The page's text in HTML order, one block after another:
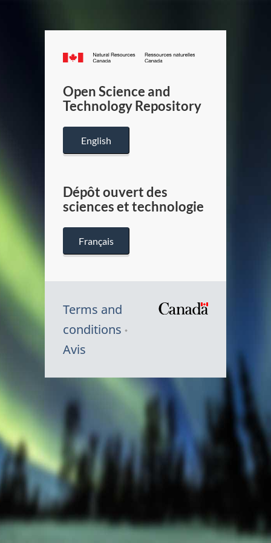
Canada.ca
/
Canada
Open Science and
Technology Repository
English
Dépôt ouvert des
sciences et technologie
Français
Terms and
conditions
Avis
Canada